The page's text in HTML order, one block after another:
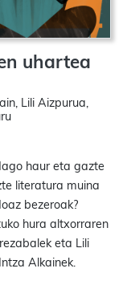
uhartea
Lili Aizpurua,
haur eta gazte
literatura muina
bezeroak?
hura altxorraren
eta Lili
Alkainek.